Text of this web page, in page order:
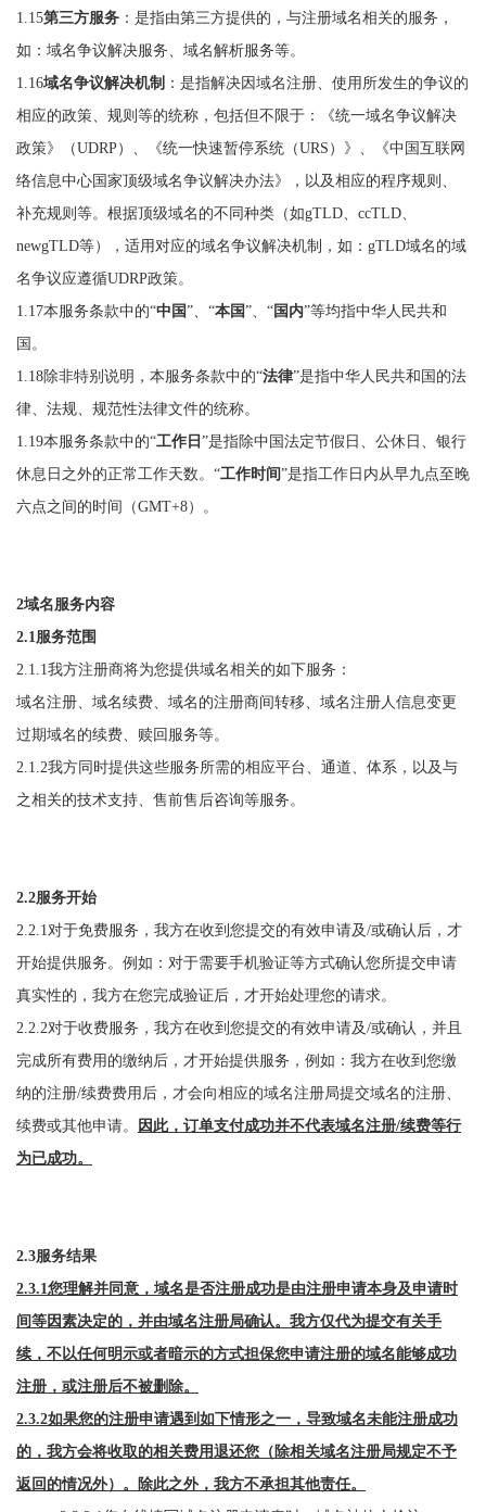
1.15第三方服务 ：是指由第三方提供的，与注册域名相关的服务，
如：域名争议解决服务、域名解析服务等。
1.16域名争议解决机制 ：是指解决因域名注册、使用所发生的争议的
相应的政策、规则等的统称，包括但不限于：《统一域名争议解决
政策》（UDRP）、《统一快速暂停系统（URS）》、《中国互联网
络信息中心国家顶级域名争议解决办法》，以及相应的程序规则、
补充规则等。根据顶级域名的不同种类（如gTLD、ccTLD、
newgTLD等），适用对应的域名争议解决机制，如：gTLD域名的域
名争议应遵循UDRP政策。
1.17本服务条款中的“中国”、“本国”、“国内”等均指中华人民共和
国。
1.18除非特别说明，本服务条款中的“法律”是指中华人民共和国的法
律、法规、规范性法律文件的统称。
1.19本服务条款中的“工作日 ”是指除中国法定节假日、公休日、银行
休息日之外的正常工作天数。“工作时间”是指工作日内从早九点至晚
六点之间的时间（GMT+8）。
2域名服务内容
2.1服务范围
2.1.1我方注册商将为您提供域名相关的如下服务：
域名注册、域名续费、域名的注册商间转移、域名注册人信息变更
过期域名的续费、赎回服务等。
2.1.2我方同时提供这些服务所需的相应平台、通道、体系，以及与
之相关的技术支持、售前售后咨询等服务。
2.2服务开始
2.2.1对于免费服务，我方在收到您提交的有效申请及/或确认后，才
开始提供服务。例如：对于需要手机验证等方式确认您所提交申请
真实性的，我方在您完成验证后，才开始处理您的请求。
2.2.2对于收费服务，我方在收到您提交的有效申请及/或确认，并且
完成所有费用的缴纳后，才开始提供服务，例如：我方在收到您缴
纳的注册/续费费用后，才会向相应的域名注册局提交域名的注册、
续费或其他申请。
因此，订单支付成功并不代表域名注册/续费等行
为已成功。
2.3服务结果
2.3.1您理解并同意，域名是否注册成功是由注册申请本身及申请时
间等因素决定的，并由域名注册局确认。我方仅代为提交有关手
续，不以任何明示或者暗示的方式担保您申请注册的域名能够成功
注册，或注册后不被删除。
2.3.2如果您的注册申请遇到如下情形之一，导致域名未能注册成功
的，我方会将收取的相关费用退还您（除相关域名注册局规定不予
返回的情况外）。除此之外，我方不承担其他责任。